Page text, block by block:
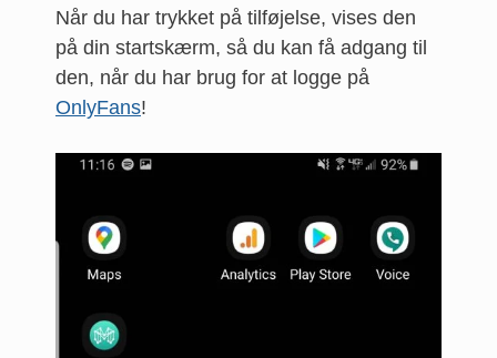
Når du har trykket på tilføjelse, vises den
på din startskærm, så du kan få adgang til
den, når du har brug for at logge på
OnlyFans!